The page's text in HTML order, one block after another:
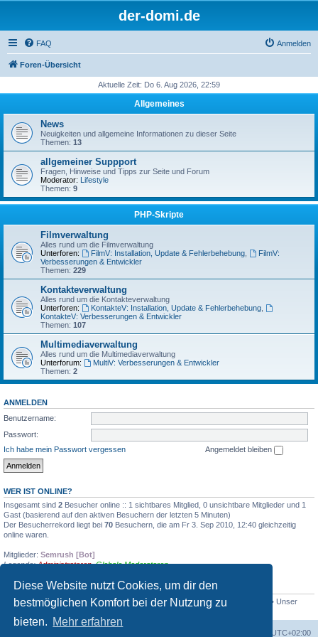
Diese Website nutzt Cookies, um dir den
bestmöglichen Komfort bei der Nutzung zu
bieten. Mehr erfahren
der-domi.de
FAQ Anmelden
Foren-Übersicht
Aktuelle Zeit: Do 6. Aug 2026, 22:59
Allgemeines
News
Neuigkeiten und allgemeine Informationen zu dieser Seite
Themen: 13
allgemeiner Suppport
Fragen, Hinweise und Tipps zur Seite und Forum
Moderator: Lifestyle
Themen: 9
PHP-Skripte
Filmverwaltung
Alles rund um die Filmverwaltung
Unterforen:
FilmV: Installation, Update & Fehlerbehebung,
FilmV:
Verbesserungen & Entwickler
Themen: 229
Kontakteverwaltung
Alles rund um die Kontakteverwaltung
Unterforen:
KontakteV: Installation, Update & Fehlerbehebung,
KontakteV: Verbesserungen & Entwickler
Themen: 107
Multimediaverwaltung
Alles rund um die Multimediaverwaltung
Unterforum:
MultiV: Verbesserungen & Entwickler
Themen: 2
ANMELDEN
Benutzername:
Passwort:
Ich habe mein Passwort vergessen
Angemeldet bleiben
WER IST ONLINE?
Insgesamt sind 2 Besucher online :: 1 sichtbares Mitglied, 0 unsichtbare Mitglieder und 1
Gast (basierend auf den aktiven Besuchern der letzten 5 Minuten)
Der Besucherrekord liegt bei 70 Besuchern, die am Fr 3. Sep 2010, 12:40 gleichzeitig
online waren.
Mitglieder: Semrush [Bot]
Legende:Administratoren,Globale Moderatoren
STATISTIK
Beiträge insgesamt2375 • Themen insgesamt360 • Mitglieder insgesamt
• Unser
neuestes Mitglied:
UTC+02:00